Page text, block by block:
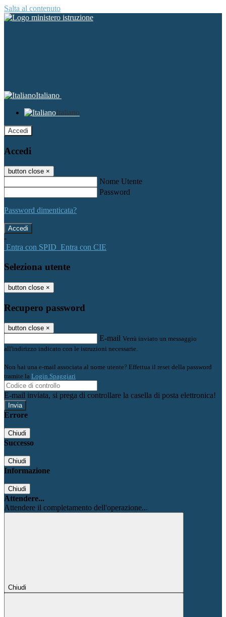
Salta al contenuto
Italiano
Italiano
Accedi
Accedi
button close ×
Nome Utente
Password
Password dimenticata?
-
Entra con SPID Entra con CIE
Seleziona utente
button close ×
Recupero password
button close ×
E-mail Verrà inviato un messaggio
all'indirizzo indicato con le istruzioni necessarie.
Non hai una e-mail associata al nome utente? Effettua il reset della password
tramite la Login Spaggiari
E-mail inviata, si prega di controllare la casella di posta elettronica!
Errore
Chiudi
Successo
Chiudi
Informazione
Chiudi
Attendere...
Attendere il completamento dell'operazione...
Chiudi